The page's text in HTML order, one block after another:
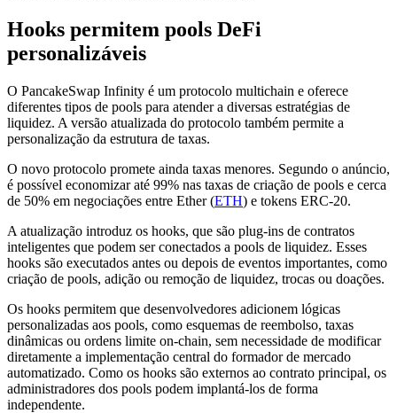
Hooks permitem pools DeFi
personalizáveis
O PancakeSwap Infinity é um protocolo multichain e oferece
diferentes tipos de pools para atender a diversas estratégias de
liquidez. A versão atualizada do protocolo também permite a
personalização da estrutura de taxas.
O novo protocolo promete ainda taxas menores. Segundo o anúncio,
é possível economizar até 99% nas taxas de criação de pools e cerca
de 50% em negociações entre Ether (ETH) e tokens ERC-20.
A atualização introduz os hooks, que são plug-ins de contratos
inteligentes que podem ser conectados a pools de liquidez. Esses
hooks são executados antes ou depois de eventos importantes, como
criação de pools, adição ou remoção de liquidez, trocas ou doações.
Os hooks permitem que desenvolvedores adicionem lógicas
personalizadas aos pools, como esquemas de reembolso, taxas
dinâmicas ou ordens limite on-chain, sem necessidade de modificar
diretamente a implementação central do formador de mercado
automatizado. Como os hooks são externos ao contrato principal, os
administradores dos pools podem implantá-los de forma
independente.